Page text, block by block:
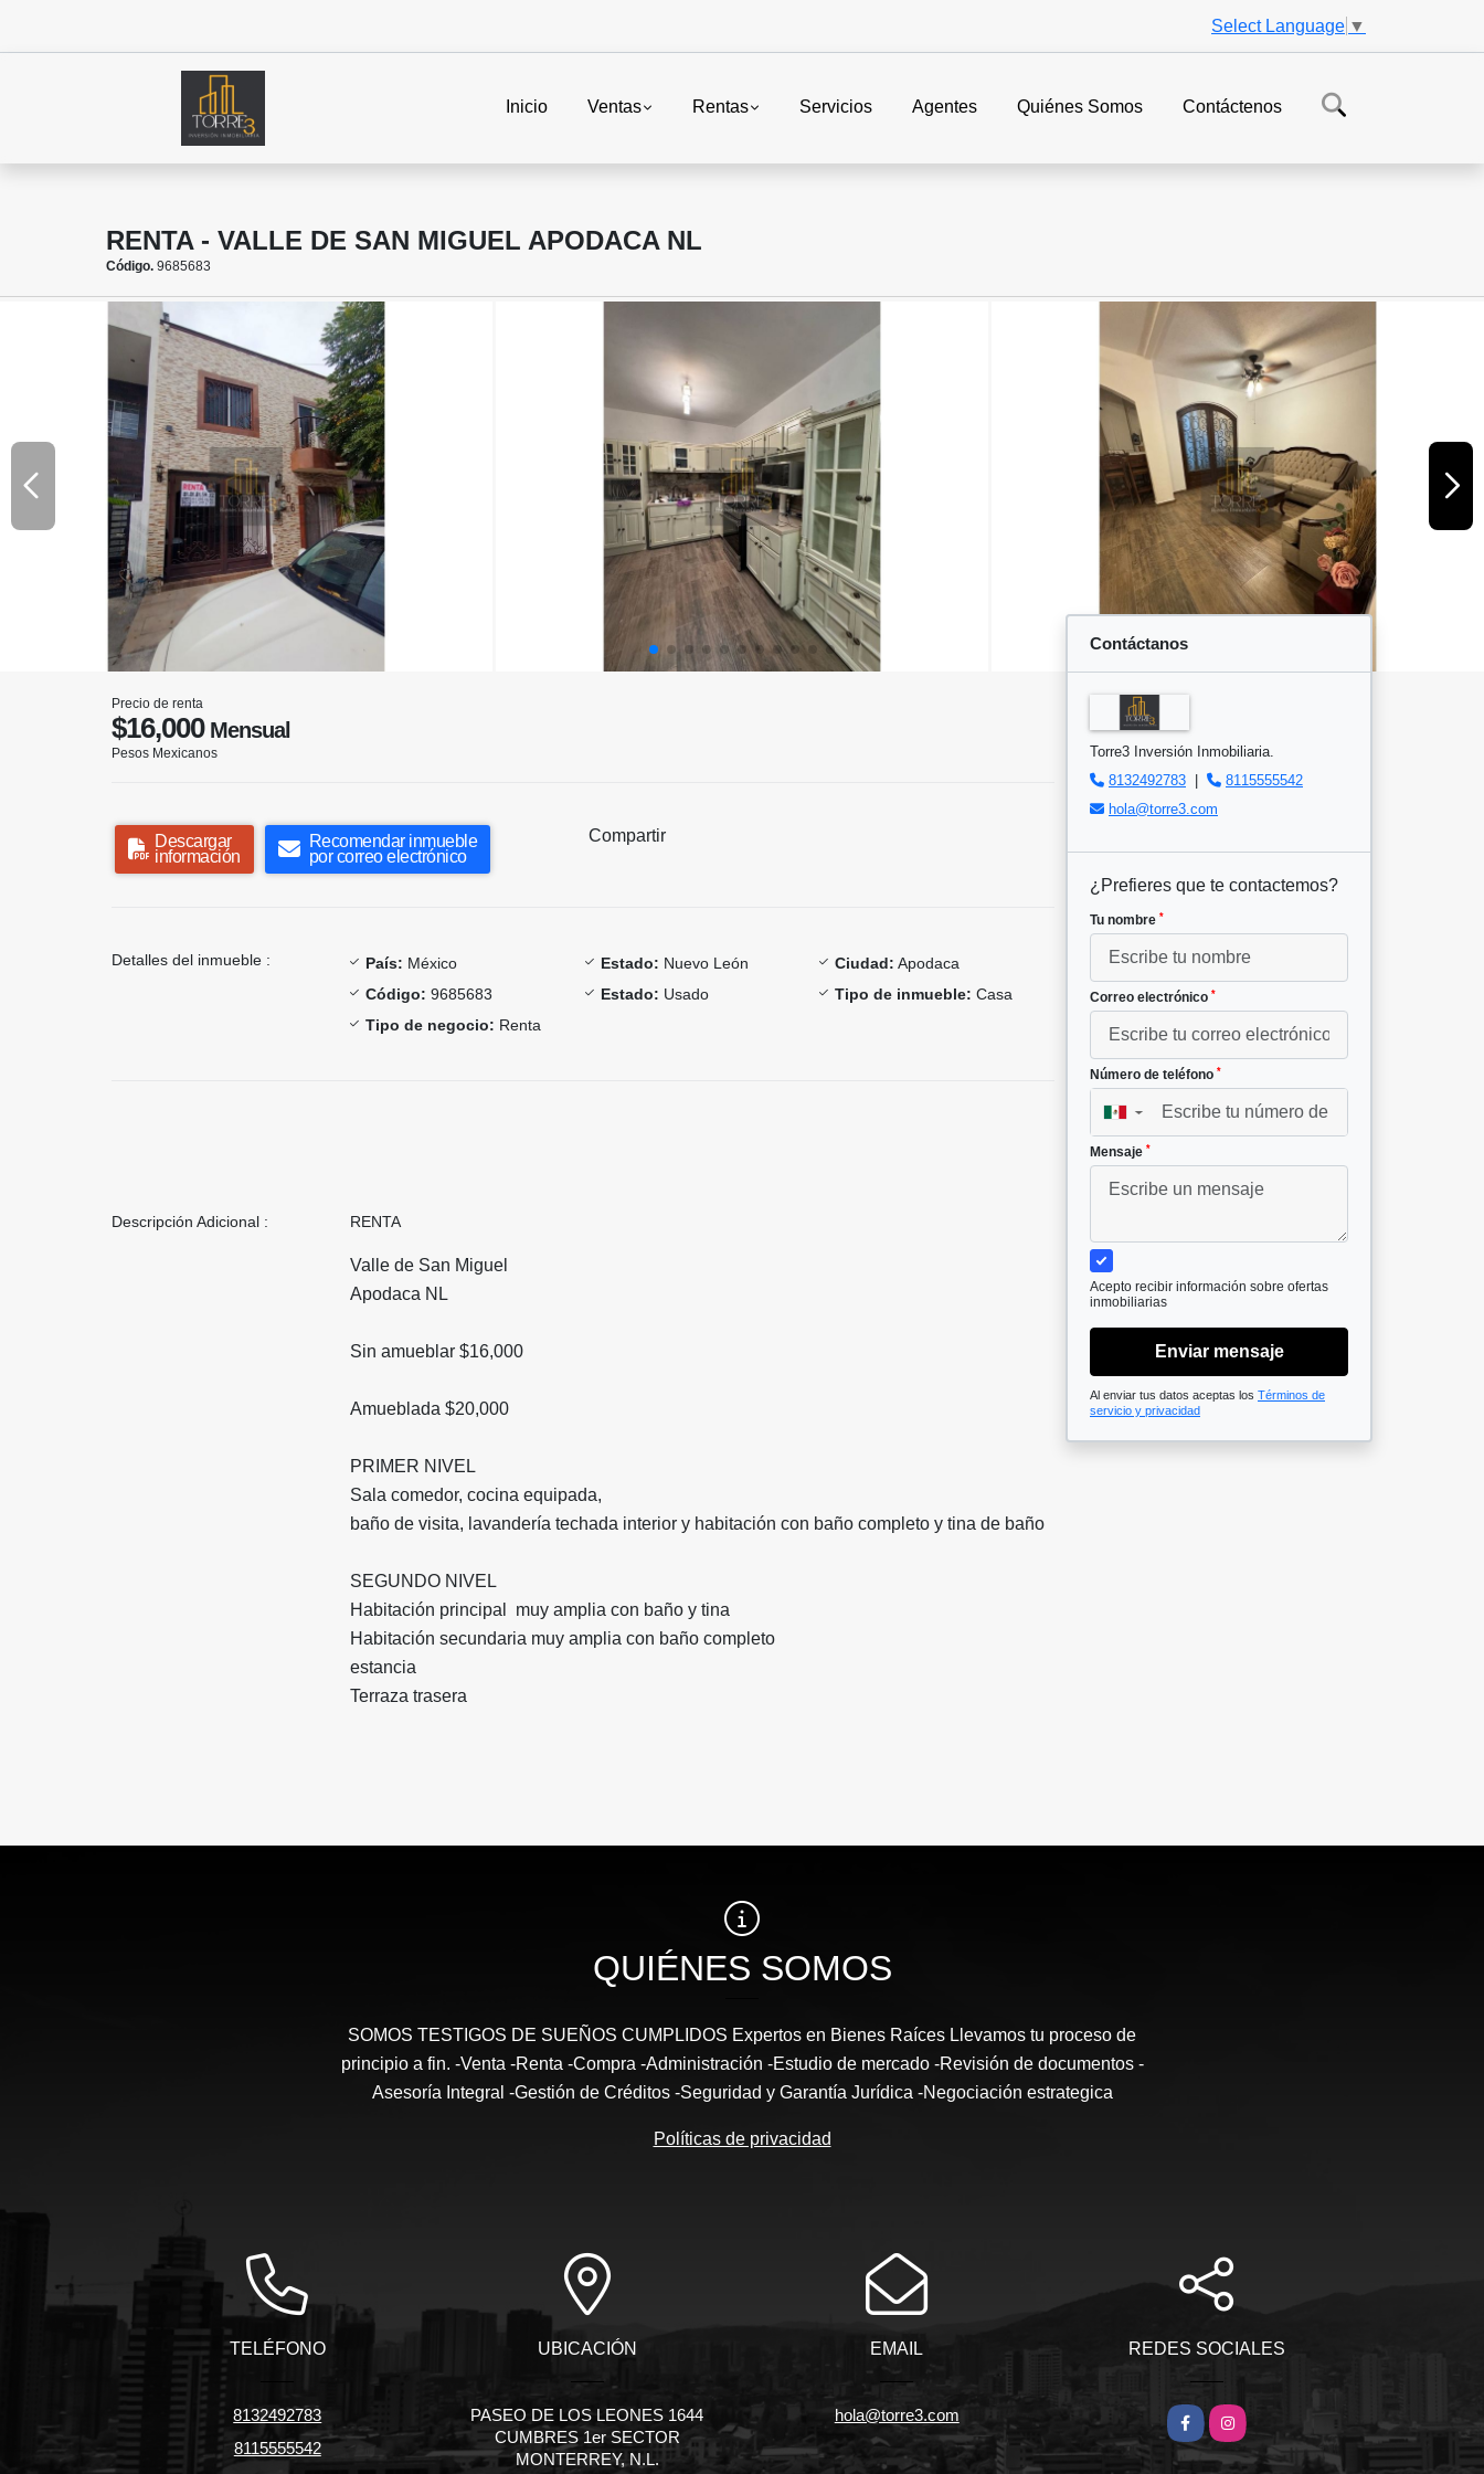
Select Language ▼
Inicio Ventas Rentas Servicios Agentes Quiénes Somos Contáctenos
RENTA - VALLE DE SAN MIGUEL APODACA NL
Código. 9685683
Precio de renta
$16,000Mensual
Pesos Mexicanos
Descargar
información
Recomendar inmueble
por correo electrónico
Compartir
Detalles del inmueble : País: México Estado: Nuevo León Ciudad: Apodaca
Código: 9685683 Estado: Usado Tipo de inmueble: Casa
Tipo de negocio: Renta
Descripción Adicional : RENTA
Valle de San Miguel
Apodaca NL
Sin amueblar $16,000
Amueblada $20,000
PRIMER NIVEL
Sala comedor, cocina equipada,
baño de visita, lavandería techada interior y habitación con baño completo y tina de baño
SEGUNDO NIVEL
Habitación principal muy amplia con baño y tina
Habitación secundaria muy amplia con baño completo
estancia
Terraza trasera
Contáctanos
Torre3 Inversión Inmobiliaria.
8132492783
8115555542
hola@torre3.com
¿Prefieres que te contactemos?
Tu nombre *
Correo electrónico *
Número de teléfono *
▼
Mensaje *
Acepto recibir información sobre ofertas
inmobiliarias
Enviar mensaje
Al enviar tus datos aceptas los Términos de
servicio y privacidad
QUIÉNES SOMOS
SOMOS TESTIGOS DE SUEÑOS CUMPLIDOS Expertos en Bienes Raíces Llevamos tu proceso de
principio a fin. -Venta -Renta -Compra -Administración -Estudio de mercado -Revisión de documentos -
Asesoría Integral -Gestión de Créditos -Seguridad y Garantía Jurídica -Negociación estrategica
Políticas de privacidad
TELÉFONO
8132492783
8115555542
UBICACIÓN
PASEO DE LOS LEONES 1644
CUMBRES 1er SECTOR
MONTERREY, N.L.
EMAIL
hola@torre3.com
REDES SOCIALES
Facebook
Instagram